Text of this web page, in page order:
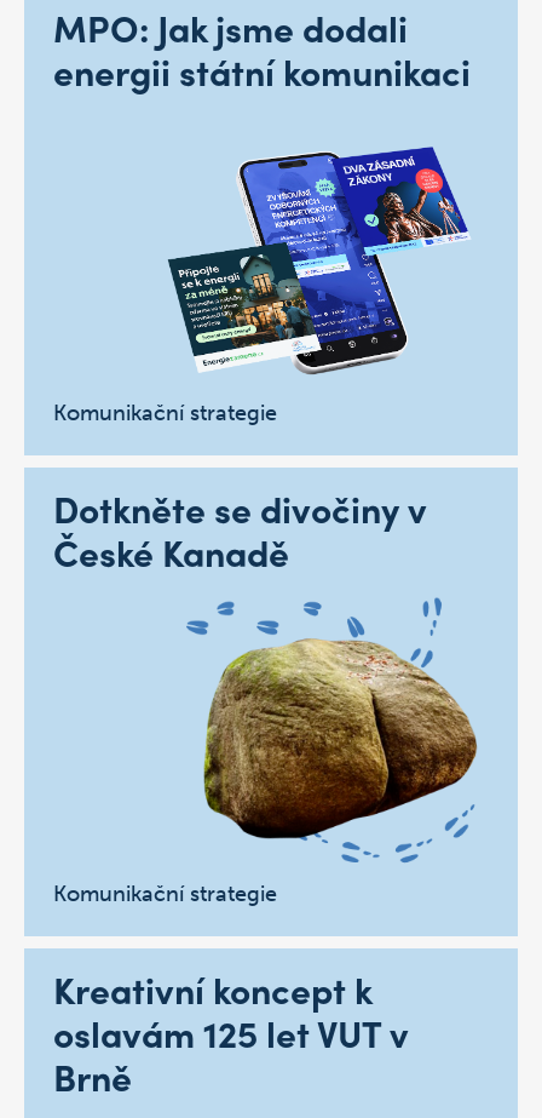
MPO: Jak jsme dodali
energii státní komunikaci
Komunikační strategie
Dotkněte se divočiny v
České Kanadě
Komunikační strategie
Kreativní koncept k
oslavám 125 let VUT v
Brně